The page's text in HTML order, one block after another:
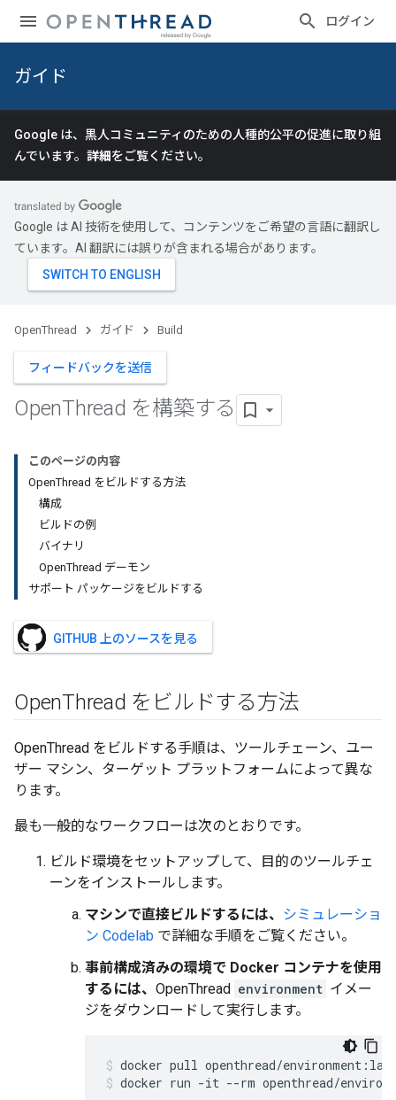
ログイン
ガイド
Google は、黒人コミュニティのための人種的公平の促進に取り組
んでいます。 詳細をご覧ください。
Google は AI 技術を使用して、コンテンツをご希望の言語に翻訳し
ています。AI 翻訳には誤りが含まれる場合があります。
OpenThread ガイド Build
フィードバックを送信
OpenThread を構築する
このページの内容
OpenThread をビルドする方法
構成
ビルドの例
バイナリ
OpenThread デーモン
サポート パッケージをビルドする
GITHUB 上のソースを見る
OpenThread をビルドする方法
OpenThread をビルドする手順は、ツールチェーン、ユー
ザー マシン、ターゲット プラットフォームによって異な
ります。
最も一般的なワークフローは次のとおりです。
ビルド環境をセットアップして、目的のツールチェ
ーンをインストールします。
マシンで直接ビルドするには、
シミュレーショ
ン Codelab で詳細な手順をご覧ください。
事前構成済みの環境で Docker コンテナを使用
するには、 OpenThread environment イメー
ジをダウンロードして実行します。
docker pull openthread/
docker run -it --rm openthread/